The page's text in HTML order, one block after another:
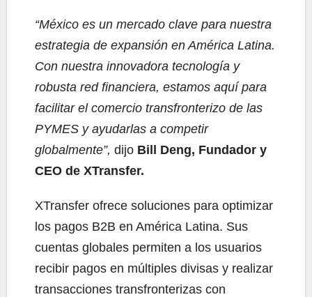
“México es un mercado clave para nuestra
estrategia de expansión en América Latina.
Con nuestra innovadora tecnología y
robusta red financiera, estamos aquí para
facilitar el comercio transfronterizo de las
PYMES y ayudarlas a competir
globalmente”, dijo Bill Deng, Fundador y
CEO de XTransfer.
XTransfer ofrece soluciones para optimizar
los pagos B2B en América Latina. Sus
cuentas globales permiten a los usuarios
recibir pagos en múltiples divisas y realizar
transacciones transfronterizas con